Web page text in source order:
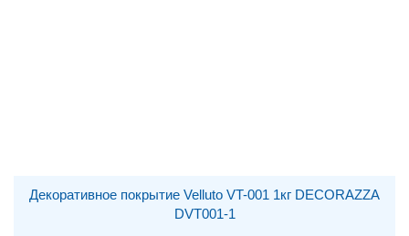
Декоративное покрытие Velluto VT-001 1кг DECORAZZA
DVT001-1